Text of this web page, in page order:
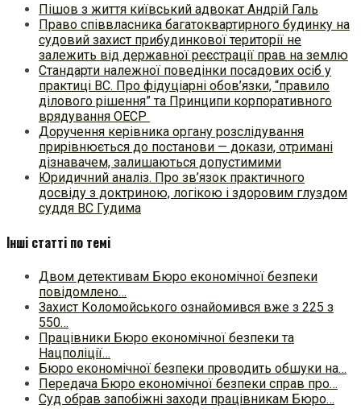
Пішов з життя київський адвокат Андрій Галь
Право співвласника багатоквартирного будинку на
судовий захист прибудинкової території не
залежить від державної реєстрації прав на землю
Стандарти належної поведінки посадових осіб у
практиці ВC. Про фідуціарні обов’язки, “правило
ділового рішення” та Принципи корпоративного
врядування ОЕСР
Доручення керівника органу розслідування
прирівнюється до постанови — докази, отримані
дізнавачем, залишаються допустимими
Юридичний аналіз. Про зв’язок практичного
досвіду з доктриною, логікою і здоровим глуздом
суддя ВС Гудима
Інші статті по темі
Двом детективам Бюро економічної безпеки
повідомлено…
Захист Коломойського ознайомився вже з 225 з
550…
Працівники Бюро економічної безпеки та
Нацполіції…
Бюро економічної безпеки проводить обшуки на…
Передача Бюро економічної безпеки справ про…
Суд обрав запобіжні заходи працівникам Бюро…